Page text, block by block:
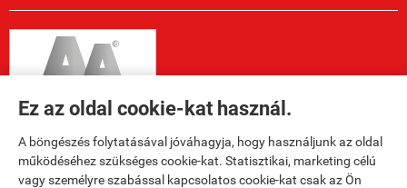
Ez az oldal cookie-kat használ.
A böngészés folytatásával jóváhagyja, hogy használjunk az oldal
működéséhez szükséges cookie-kat. Statisztikai, marketing célú
vagy személyre szabással kapcsolatos cookie-kat csak az Ön